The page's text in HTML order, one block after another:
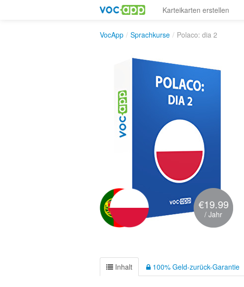
Karteikarten erstellen
VocApp / Sprachkurse / Polaco: dia 2
€19.99
/ Jahr
Inhalt 100% Geld-zurück-Garantie